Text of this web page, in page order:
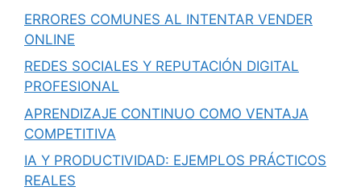
ERRORES COMUNES AL INTENTAR VENDER
ONLINE
REDES SOCIALES Y REPUTACIÓN DIGITAL
PROFESIONAL
APRENDIZAJE CONTINUO COMO VENTAJA
COMPETITIVA
IA Y PRODUCTIVIDAD: EJEMPLOS PRÁCTICOS
REALES